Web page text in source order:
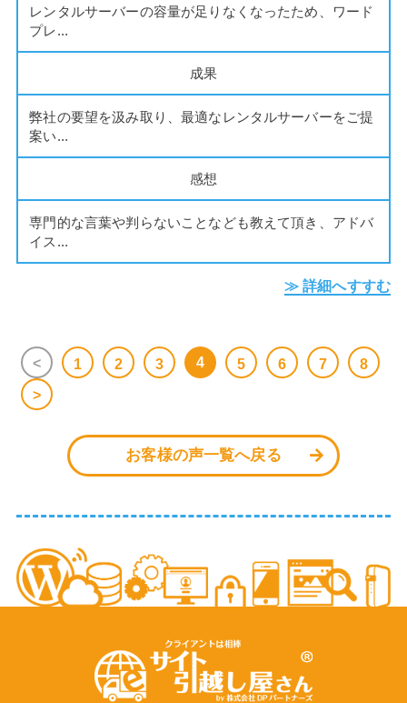
レンタルサーバーの容量が足りなくなったため、ワード
プレ...
成果
弊社の要望を汲み取り、最適なレンタルサーバーをご提
案い...
感想
専門的な言葉や判らないことなども教えて頂き、アドバ
イス...
≫ 詳細へすすむ
< 1 2 3 4 5 6 7
8
>
お客様の声一覧へ戻る